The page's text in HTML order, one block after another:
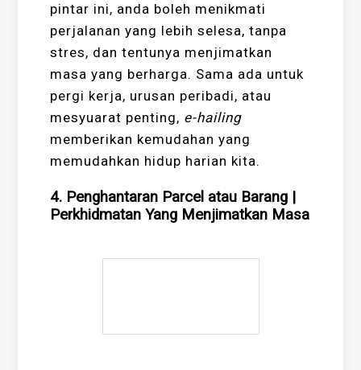
pintar ini, anda boleh menikmati
perjalanan yang lebih selesa, tanpa
stres, dan tentunya menjimatkan
masa yang berharga. Sama ada untuk
pergi kerja, urusan peribadi, atau
mesyuarat penting, e-hailing
memberikan kemudahan yang
memudahkan hidup harian kita.
4. Penghantaran Parcel atau Barang |
Perkhidmatan Yang Menjimatkan Masa